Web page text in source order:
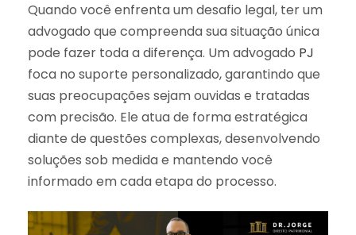
Quando você enfrenta um desafio legal, ter um
advogado que compreenda sua situação única
pode fazer toda a diferença. Um advogado PJ
foca no suporte personalizado, garantindo que
suas preocupações sejam ouvidas e tratadas
com precisão. Ele atua de forma estratégica
diante de questões complexas, desenvolvendo
soluções sob medida e mantendo você
informado em cada etapa do processo.